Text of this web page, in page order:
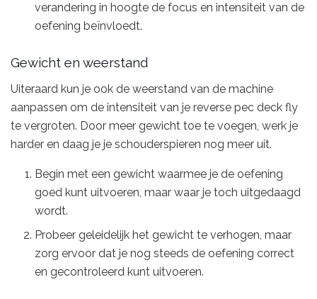
verandering in hoogte de focus en intensiteit van de
oefening beïnvloedt.
Gewicht en weerstand
Uiteraard kun je ook de weerstand van de machine
aanpassen om de intensiteit van je reverse pec deck fly
te vergroten. Door meer gewicht toe te voegen, werk je
harder en daag je je schouderspieren nog meer uit.
Begin met een gewicht waarmee je de oefening
goed kunt uitvoeren, maar waar je toch uitgedaagd
wordt.
Probeer geleidelijk het gewicht te verhogen, maar
zorg ervoor dat je nog steeds de oefening correct
en gecontroleerd kunt uitvoeren.